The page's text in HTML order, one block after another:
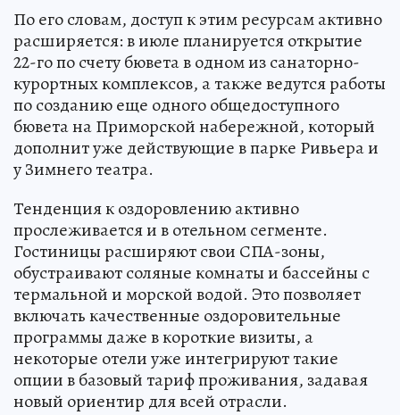
По его словам, доступ к этим ресурсам активно
расширяется: в июле планируется открытие
22-го по счету бювета в одном из санаторно-
курортных комплексов, а также ведутся работы
по созданию еще одного общедоступного
бювета на Приморской набережной, который
дополнит уже действующие в парке Ривьера и
у Зимнего театра.
Тенденция к оздоровлению активно
прослеживается и в отельном сегменте.
Гостиницы расширяют свои СПА-зоны,
обустраивают соляные комнаты и бассейны с
термальной и морской водой. Это позволяет
включать качественные оздоровительные
программы даже в короткие визиты, а
некоторые отели уже интегрируют такие
опции в базовый тариф проживания, задавая
новый ориентир для всей отрасли.